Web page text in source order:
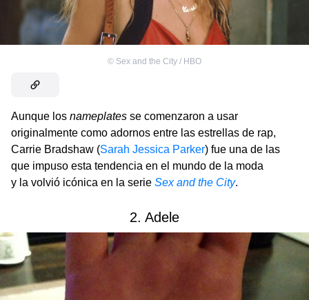
© Sex and the City / HBO
Aunque los nameplates se comenzaron a usar
originalmente como adornos entre las estrellas de rap,
Carrie Bradshaw (Sarah Jessica Parker) fue una de las
que impuso esta tendencia en el mundo de la moda
y la volvió icónica en la serie Sex and the City.
2. Adele